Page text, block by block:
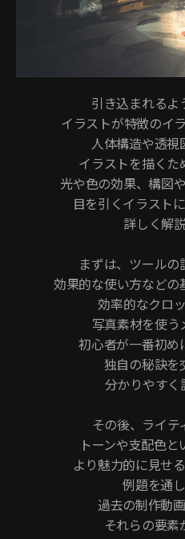
引き込まれるよ
イラストが特徴のイ
人体構造や透視
イラストを描くた
光や色の効果、構図
目を引くイラスト
詳しく解
まずは、ツール
効果的な使い方などの
効率的なクロ
写真素材を使う
初心者が一番初め
独自の秘訣を
分かりやすく
その後、ライテ
トーンや支配色
より魅力的に見せ
例題を通
過去の制作動
それらの要素